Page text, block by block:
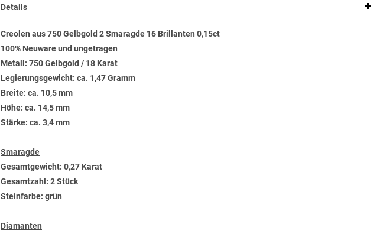
Details
Creolen aus 750 Gelbgold 2 Smaragde 16 Brillanten 0,15ct
100% Neuware und ungetragen
Metall: 750 Gelbgold / 18 Karat
Legierungsgewicht: ca. 1,47 Gramm
Breite: ca. 10,5 mm
Höhe: ca. 14,5 mm
Stärke: ca. 3,4 mm
Smaragde
Gesamtgewicht: 0,27 Karat
Gesamtzahl: 2 Stück
Steinfarbe: grün
Diamanten